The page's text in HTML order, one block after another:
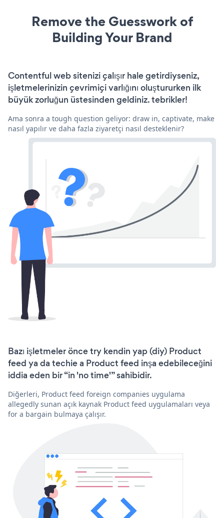
Remove the Guesswork of
Building Your Brand
Contentful web sitenizi çalışır hale getirdiyseniz,
işletmelerinizin çevrimiçi varlığını oluştururken ilk
büyük zorluğun üstesinden geldiniz. tebrikler!
Ama sonra a tough question geliyor: draw in, captivate, make
nasıl yapılır ve daha fazla ziyaretçi nasıl desteklenir?
Bazı işletmeler önce try kendin yap (diy) Product
feed ya da techie a Product feed inşa edebileceğini
iddia eden bir “in 'no time'” sahibidir.
Diğerleri, Product feed foreign companies uygulama
allegedly sunan açık kaynak Product feed uygulamaları veya
for a bargain bulmaya çalışır.